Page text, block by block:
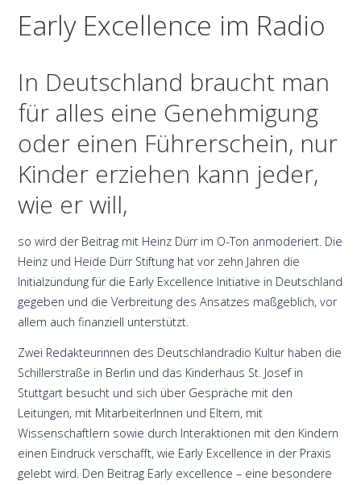
Early Excellence im Radio
In Deutschland braucht man
für alles eine Genehmigung
oder einen Führerschein, nur
Kinder erziehen kann jeder,
wie er will,
so wird der Beitrag mit Heinz Dürr im O-Ton anmoderiert. Die
Heinz und Heide Dürr Stiftung hat vor zehn Jahren die
Initialzündung für die Early Excellence Initiative in Deutschland
gegeben und die Verbreitung des Ansatzes maßgeblich, vor
allem auch finanziell unterstützt.
Zwei Redakteurinnen des Deutschlandradio Kultur haben die
Schillerstraße in Berlin und das Kinderhaus St. Josef in
Stuttgart besucht und sich über Gespräche mit den
Leitungen, mit MitarbeiterInnen und Eltern, mit
Wissenschaftlern sowie durch Interaktionen mit den Kindern
einen Eindruck verschafft, wie Early Excellence in der Praxis
gelebt wird. Den Beitrag Early excellence – eine besondere